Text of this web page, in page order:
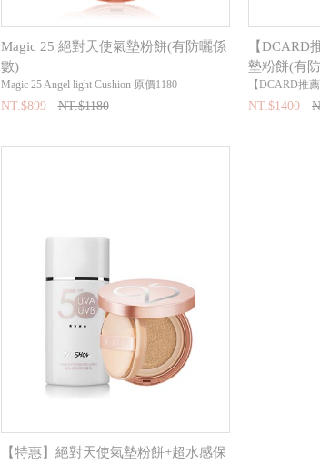
Magic 25 絕對天使氣墊粉餅(有防曬係
數)
Magic 25 Angel light Cushion 原價1180
NT.$899 NT.$1180
【DCARD
墊粉餅(有
【DCARD推
NT.$1400
【特惠】絕對天使氣墊粉餅+超水感保